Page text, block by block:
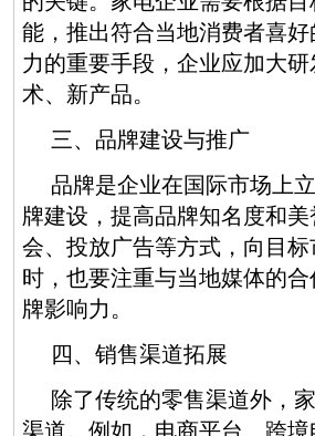
能，推出符合当地消费者喜
力的重要手段，企业应加大
术、新产品。
三、品牌建设与推广
品牌是企业在国际市场上
牌建设，提高品牌知名度和
会、投放广告等方式，向目
时，也要注重与当地媒体的
牌影响力。
四、销售渠道拓展
除了传统的零售渠道外，
渠道。例如，电商平台、跨